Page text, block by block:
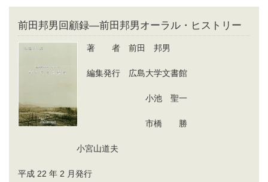
前田邦男回顧録―前田邦男オーラル・ヒストリー
著 者 前田 邦男
編集発行 広島大学文書館
小池 聖一
市橋 勝
小宮山道夫
平成 22 年 2 月発行